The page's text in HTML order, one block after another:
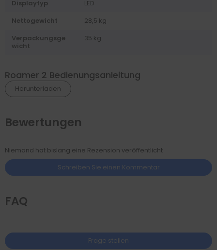
Displaytyp
LED
Nettogewicht
28,5 kg
Verpackungsge
wicht
35 kg
Roamer 2 Bedienungsanleitung
Herunterladen
Bewertungen
Niemand hat bislang eine Rezension veröffentlicht
Schreiben Sie einen Kommentar
FAQ
Frage stellen